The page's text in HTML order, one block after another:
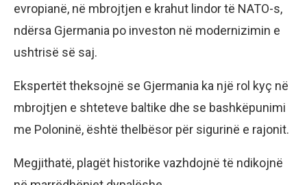
evropianë, në mbrojtjen e krahut lindor të NATO-s,
ndërsa Gjermania po investon në modernizimin e
ushtrisë së saj.
Ekspertët theksojnë se Gjermania ka një rol kyç në
mbrojtjen e shteteve baltike dhe se bashkëpunimi
me Poloninë, është thelbësor për sigurinë e rajonit.
Megjithatë, plagët historike vazhdojnë të ndikojnë